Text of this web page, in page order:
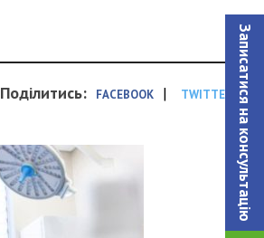
Записатися на консультацiю
Поділитись: FACEBOOK | TWITTER